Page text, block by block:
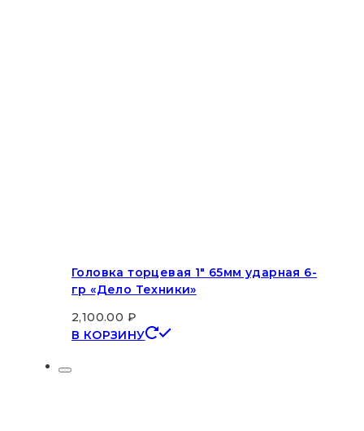
Головка торцевая 1″ 65мм ударная 6-
гр «Дело Техники»
2,100.00 ₽
В КОРЗИНУ